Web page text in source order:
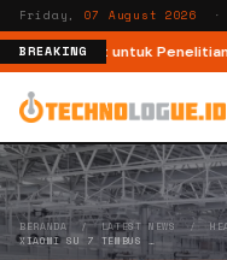
Friday, 07 August 2026 ·
BREAKING untuk Penelitian
BERANDA/ LATEST NEWS /
XIAOMI SU 7 TEMBUS …